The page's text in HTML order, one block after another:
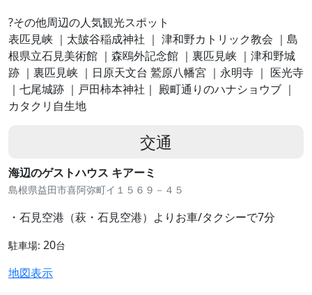
?その他周辺の人気観光スポット
表匹見峡 ｜太皷谷稲成神社 ｜ 津和野カトリック教会 ｜島
根県立石見美術館 ｜森鴎外記念館 ｜裏匹見峡 ｜津和野城
跡 ｜裏匹見峡 ｜日原天文台 鷲原八幡宮 ｜永明寺 ｜ 医光寺
｜七尾城跡 ｜戸田柿本神社｜ 殿町通りのハナショウブ ｜
カタクリ自生地
交通
海辺のゲストハウス キアーミ
島根県益田市喜阿弥町イ１５６９－４５
・石見空港（萩・石見空港）よりお車/タクシーで7分
駐車場: 20台
地図表示